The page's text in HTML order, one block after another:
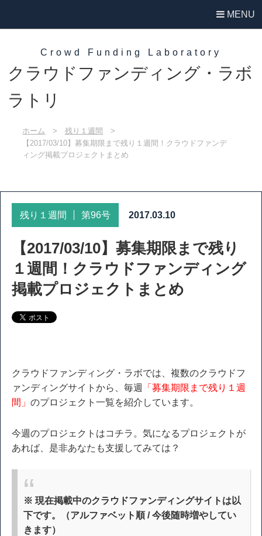
MENU
Crowd Funding Laboratory
クラウドファンディング・ラボ
ラトリ
ホーム > 残り１週間
>
【2017/03/10】募集期限まで残り１週間！クラウドファンデ
ィング掲載プロジェクトまとめ
残り１週間 第96号 2017.03.10
【2017/03/10】募集期限まで残り
１週間！クラウドファンディング
掲載プロジェクトまとめ
クラウドファンディング・ラボでは、複数のクラウドフ
ァンディングサイトから、毎週
「募集期限まで残り１週
間」のプロジェクト一覧を紹介しています。
今週のプロジェクトはコチラ。気になるプロジェクトが
あれば、是非あなたも支援してみては？
※ 現在掲載中のクラウドファンディングサイトは以
下です。（アルファベット順 / 今後随時増やしてい
きます）